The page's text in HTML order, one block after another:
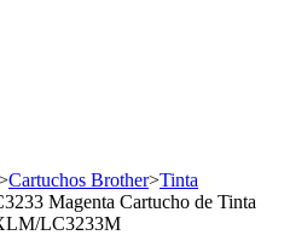
Cartuchos Brother>Tinta
Magenta Cartucho de Tinta
LC3233M